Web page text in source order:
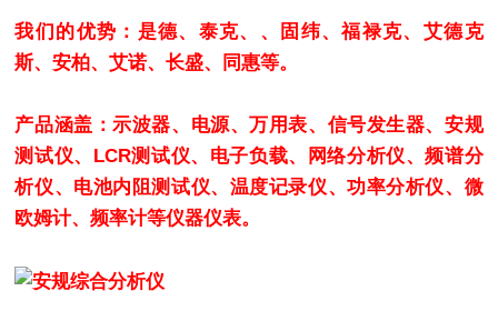
我们的优势：是德、泰克、、固纬、福禄克、艾德克
斯、安柏、艾诺、长盛、同惠等。
产品涵盖：示波器、电源、万用表、信号发生器、安规
测试仪、LCR测试仪、电子负载、网络分析仪、频谱分
析仪、电池内阻测试仪、温度记录仪、功率分析仪、微
欧姆计、频率计等仪器仪表。